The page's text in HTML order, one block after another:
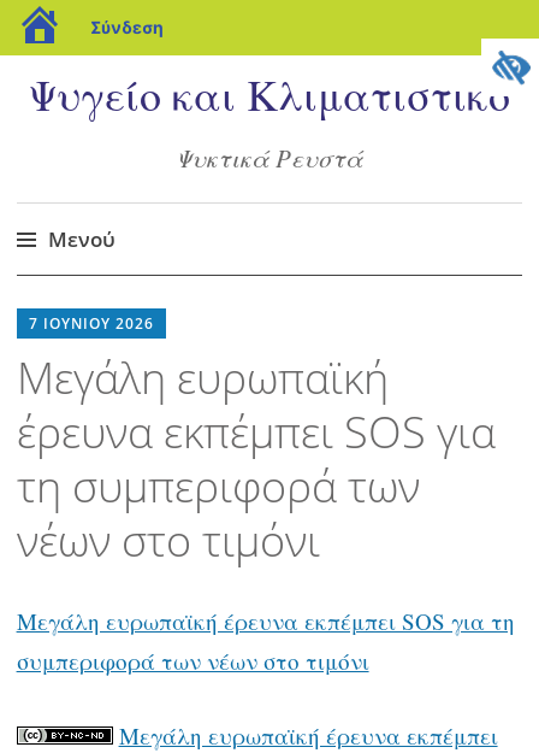
blogs.sch.gr
Σύνδεση
Ψυγείο και Κλιματιστικό
Ψυκτικά Ρευστά
Μενού
στο
περιεχόμενο
7 ΙΟΥΝΊΟΥ 2026
Μεγάλη ευρωπαϊκή
έρευνα εκπέμπει SOS για
τη συμπεριφορά των
νέων στο τιμόνι
Μεγάλη ευρωπαϊκή έρευνα εκπέμπει SOS για τη
συμπεριφορά των νέων στο τιμόνι
Μεγάλη ευρωπαϊκή έρευνα εκπέμπει